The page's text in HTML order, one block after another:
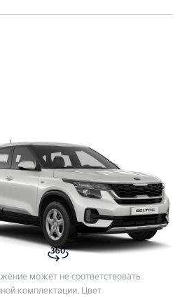
может не соответствовать
комплектации. Цвет